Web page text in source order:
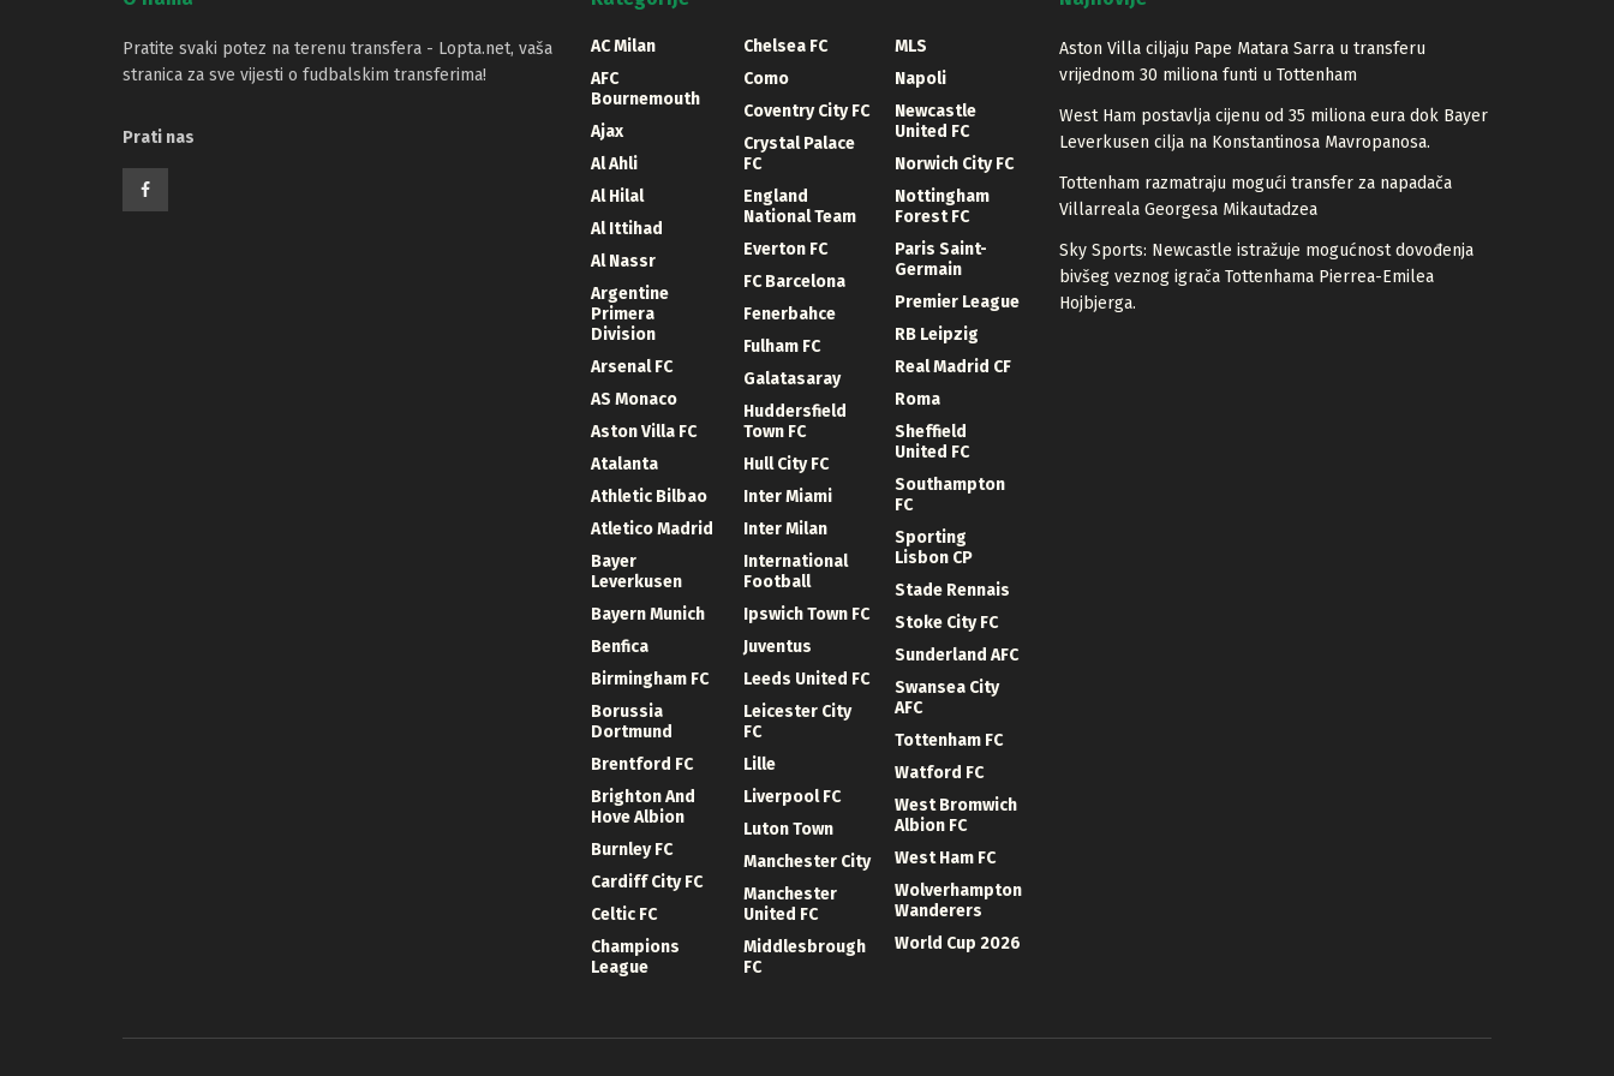
Pratite svaki potez na terenu transfera - Lopta.net, vaša
stranica za sve vijesti o fudbalskim transferima!
Prati nas
AC Milan
AFC
Bournemouth
Ajax
Al Ahli
Al Hilal
Al Ittihad
Al Nassr
Argentine
Primera
Division
Arsenal FC
AS Monaco
Aston Villa FC
Atalanta
Athletic Bilbao
Atletico Madrid
Bayer
Leverkusen
Bayern Munich
Benfica
Birmingham FC
Borussia
Dortmund
Brentford FC
Brighton And
Hove Albion
Burnley FC
Cardiff City FC
Celtic FC
Champions
League
Chelsea FC
Como
Coventry City FC
Crystal Palace
FC
England
National Team
Everton FC
FC Barcelona
Fenerbahce
Fulham FC
Galatasaray
Huddersfield
Town FC
Hull City FC
Inter Miami
Inter Milan
International
Football
Ipswich Town FC
Juventus
Leeds United FC
Leicester City
FC
Lille
Liverpool FC
Luton Town
Manchester City
Manchester
United FC
Middlesbrough
FC
MLS
Napoli
Newcastle
United FC
Norwich City FC
Nottingham
Forest FC
Paris Saint-
Germain
Premier League
RB Leipzig
Real Madrid CF
Roma
Sheffield
United FC
Southampton
FC
Sporting
Lisbon CP
Stade Rennais
Stoke City FC
Sunderland AFC
Swansea City
AFC
Tottenham FC
Watford FC
West Bromwich
Albion FC
West Ham FC
Wolverhampton
Wanderers
World Cup 2026
Aston Villa ciljaju Pape Matara Sarra u transferu
vrijednom 30 miliona funti u Tottenham
West Ham postavlja cijenu od 35 miliona eura dok Bayer
Leverkusen cilja na Konstantinosa Mavropanosa.
Tottenham razmatraju mogući transfer za napadača
Villarreala Georgesa Mikautadzea
Sky Sports: Newcastle istražuje mogućnost dovođenja
bivšeg veznog igrača Tottenhama Pierrea-Emilea
Hojbjerga.